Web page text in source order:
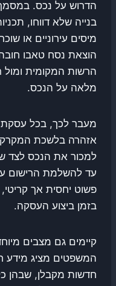
הדרוש על נכס.
בנייה שלא דווחו,
מיסים עירוניים או
הוצאת נסח טאבו
הרשות המקומית
מלאה על הנכס.
מעבר לכך, בכל עסקת
אזהרה בלשכת
למכור את הנכס לצד
עד להשלמת הרישום
פשוט יחסית אך
בזמן ביצוע העסקה.
קיימים גם מצבים
המשפטים מציג מידע
חדשות מקבלן, שבהן